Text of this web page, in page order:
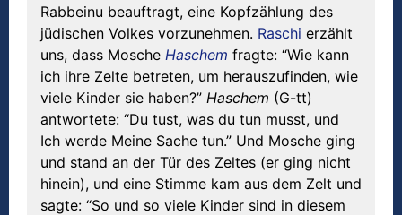
Rabbeinu beauftragt, eine Kopfzählung des
jüdischen Volkes vorzunehmen. Raschi erzählt
uns, dass Mosche Haschem fragte: “Wie kann
ich ihre Zelte betreten, um herauszufinden, wie
viele Kinder sie haben?” Haschem (G-tt)
antwortete: “Du tust, was du tun musst, und
Ich werde Meine Sache tun.” Und Mosche ging
und stand an der Tür des Zeltes (er ging nicht
hinein), und eine Stimme kam aus dem Zelt und
sagte: “So und so viele Kinder sind in diesem